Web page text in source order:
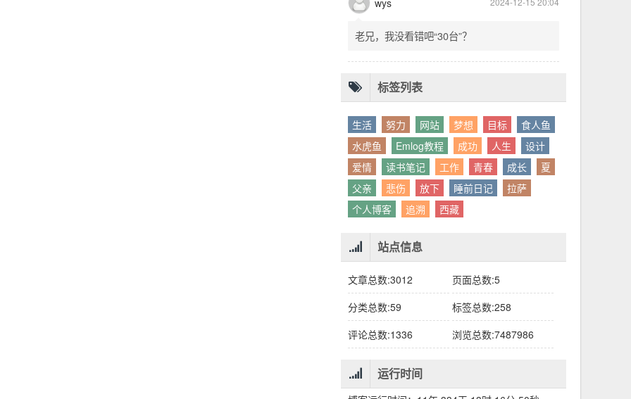
要成为马斯克，你只需要成为你想成为的自
以为差距是钱、是资源、是运气，但真正的差
只问我想做什么。而我们，花了太多时间活成
别人眼中的应该。这句话不是安慰，是提醒：
你的人生，不需要复刻任何人的轨迹。
wys
老兄，我没看错吧“30台”？
标签列表
生活 努力 网站 梦想 目标
食人鱼
水虎鱼
Emlog教程 成功 人生
设计
爱情
读书笔记 工作
父亲
悲伤 放下
个人博客
追溯 西藏
站点信息
文章总数:3012
页面总数:5
分类总数:59
评论总数:1336
浏览总数:7487986